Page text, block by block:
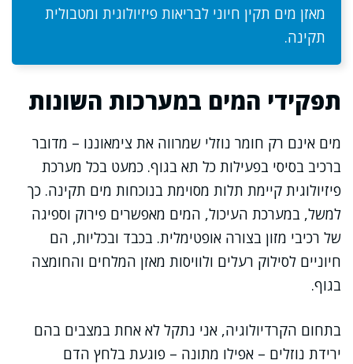
מאזן מים תקין חיוני לבריאות פיזיולוגית ומטבולית
תקינה.
תפקידי המים במערכות השונות
מים אינם רק חומר נוזלי שמרווה את צימאוננו – מדובר
ברכיב בסיסי בפעילות כל תא בגוף. כמעט בכל מערכת
פיזיולוגית קיימת תלות מסוימת בנוכחות מים תקינה. כך
למשל, במערכת העיכול, המים מאפשרים פירוק וספיגה
של רכיבי מזון בצורה אופטימלית. בכבד ובכליות, הם
חיוניים לסילוק רעלים ולוויסות מאזן המלחים והחומצה
בגוף.
בתחום הקרדיולוגיה, אני נתקל לא אחת במצבים בהם
ירידת נוזלים – אפילו מתונה – פוגעת בלחץ הדם